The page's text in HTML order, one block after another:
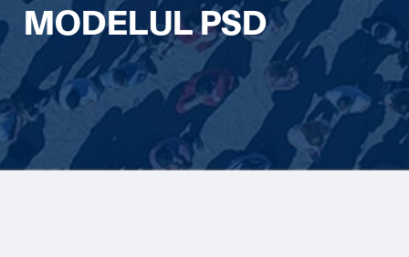
MODELUL PSD